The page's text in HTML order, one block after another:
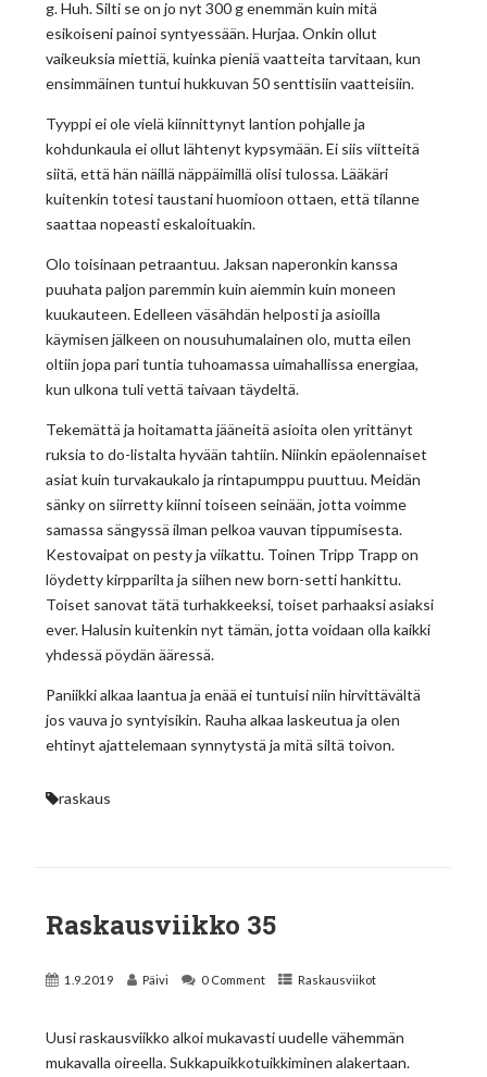
g. Huh. Silti se on jo nyt 300 g enemmän kuin mitä
esikoiseni painoi syntyessään. Hurjaa. Onkin ollut
vaikeuksia miettiä, kuinka pieniä vaatteita tarvitaan, kun
ensimmäinen tuntui hukkuvan 50 senttisiin vaatteisiin.
Tyyppi ei ole vielä kiinnittynyt lantion pohjalle ja
kohdunkaula ei ollut lähtenyt kypsymään. Ei siis viitteitä
siitä, että hän näillä näppäimillä olisi tulossa. Lääkäri
kuitenkin totesi taustani huomioon ottaen, että tilanne
saattaa nopeasti eskaloituakin.
Olo toisinaan petraantuu. Jaksan naperonkin kanssa
puuhata paljon paremmin kuin aiemmin kuin moneen
kuukauteen. Edelleen väsähdän helposti ja asioilla
käymisen jälkeen on nousuhumalainen olo, mutta eilen
oltiin jopa pari tuntia tuhoamassa uimahallissa energiaa,
kun ulkona tuli vettä taivaan täydeltä.
Tekemättä ja hoitamatta jääneitä asioita olen yrittänyt
ruksia to do-listalta hyvään tahtiin. Niinkin epäolennaiset
asiat kuin turvakaukalo ja rintapumppu puuttuu. Meidän
sänky on siirretty kiinni toiseen seinään, jotta voimme
samassa sängyssä ilman pelkoa vauvan tippumisesta.
Kestovaipat on pesty ja viikattu. Toinen Tripp Trapp on
löydetty kirpparilta ja siihen new born-setti hankittu.
Toiset sanovat tätä turhakkeeksi, toiset parhaaksi asiaksi
ever. Halusin kuitenkin nyt tämän, jotta voidaan olla kaikki
yhdessä pöydän ääressä.
Paniikki alkaa laantua ja enää ei tuntuisi niin hirvittävältä
jos vauva jo syntyisikin. Rauha alkaa laskeutua ja olen
ehtinyt ajattelemaan synnytystä ja mitä siltä toivon.
raskaus
Raskausviikko 35
1.9.2019 Päivi 0 Comment Raskausviikot
Uusi raskausviikko alkoi mukavasti uudelle vähemmän
mukavalla oireella. Sukkapuikkotuikkiminen alakertaan.